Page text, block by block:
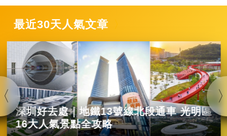
最近30天人氣文章
深圳好去處｜地鐵13號線北段通車 光明區
16大人氣景點全攻略